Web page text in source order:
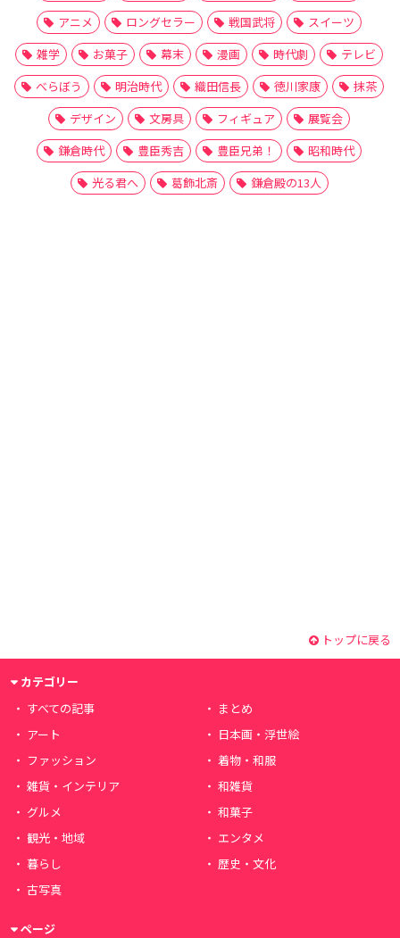
アニメ
ロングセラー 戦国武将
スイーツ
雑学
お菓子 幕末 漫画 時代劇
テレビ
べらぼう
明治時代 織田信長 徳川家康
抹茶
デザイン
文房具 フィギュア
展覧会
鎌倉時代
豊臣秀吉 豊臣兄弟！
昭和時代
光る君へ
葛飾北斎 鎌倉殿の13人
トップに戻る
カテゴリー
すべての記事
まとめ
アート
日本画・浮世絵
ファッション
着物・和服
雑貨・インテリア
和雑貨
グルメ
和菓子
観光・地域
エンタメ
暮らし
歴史・文化
古写真
ページ